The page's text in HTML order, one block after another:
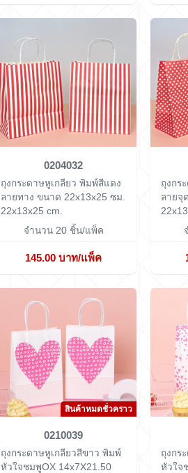
0204032
ถุงกระดาษหูเกลียว พิมพ์สีแดง
ลายทาง ขนาด 22x13x25 ซม.
22x13x25 cm.
จำนวน 20 ชิ้น/แพ็ค
145.00 บาท/แพ็ค
ถุงกร
ลายจุ
สินค้าหมดชั่วคราว
0210039
ถุงกระดาษหูเกลียวสีขาว พิมพ์
หัวใจชมพูOX 14x7X21.50
ถุงกร
หัวใจ